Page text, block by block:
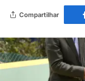
Compartilhar